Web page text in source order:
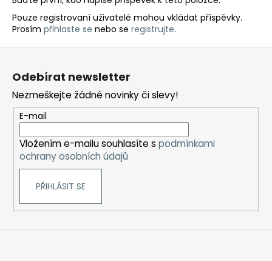
Pouze registrovaní uživatelé mohou vkládat příspěvky.
Prosím přihlaste se nebo se registrujte.
Z
Odebírat newsletter
Nezmeškejte žádné novinky či slevy!
E-mail
Vložením e-mailu souhlasíte s podmínkami
ochrany osobních údajů
PŘIHLÁSIT SE